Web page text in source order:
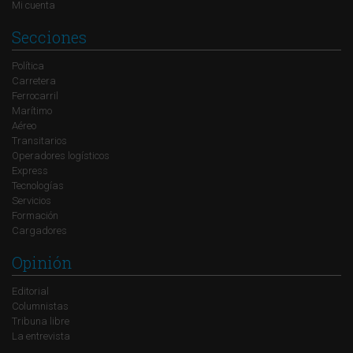
Mi cuenta
Secciones
Política
Carretera
Ferrocarril
Marítimo
Aéreo
Transitarios
Operadores logísticos
Express
Tecnologías
Servicios
Formación
Cargadores
Opinión
Editorial
Columnistas
Tribuna libre
La entrevista